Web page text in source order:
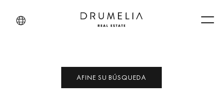
AFINE SU BÚSQUEDA